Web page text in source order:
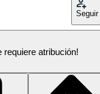
Seguir
requiere atribución!